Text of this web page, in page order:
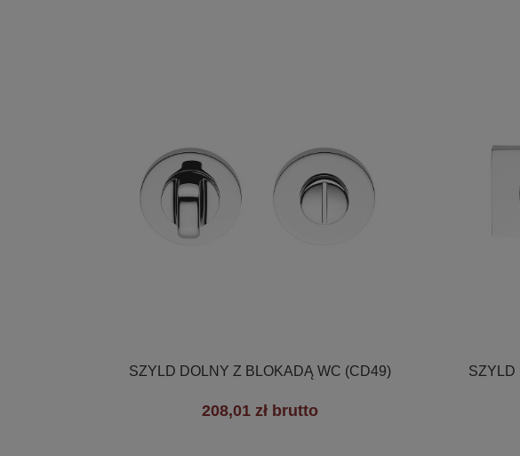
Szybki podgląd
SZYLD DOLNY Z BLOKADĄ WC (CD49)
208,01 zł brutto
SZYLD